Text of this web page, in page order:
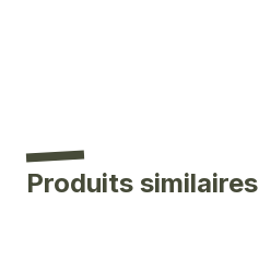
Produits similaires